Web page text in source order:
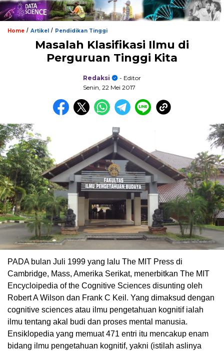
Home / Artikel / Pendidikan Tinggi
Masalah Klasifikasi Ilmu di
Perguruan Tinggi Kita
Redaksi
- Editor
Senin, 22 Mei 2017
PADA bulan Juli 1999 yang lalu The MIT Press di
Cambridge, Mass, Amerika Serikat, menerbitkan The MIT
Encycloipedia of the Cognitive Sciences disunting oleh
Robert A Wilson dan Frank C Keil. Yang dimaksud dengan
cognitive sciences atau ilmu pengetahuan kognitif ialah
ilmu tentang akal budi dan proses mental manusia.
Ensiklopedia yang memuat 471 entri itu mencakup enam
bidang ilmu pengetahuan kognitif, yakni (istilah aslinya